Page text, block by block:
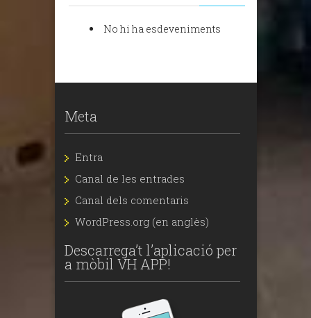
No hi ha esdeveniments
Meta
Entra
Canal de les entrades
Canal dels comentaris
WordPress.org (en anglès)
Descarrega’t l’aplicació per
a mòbil VH APP!